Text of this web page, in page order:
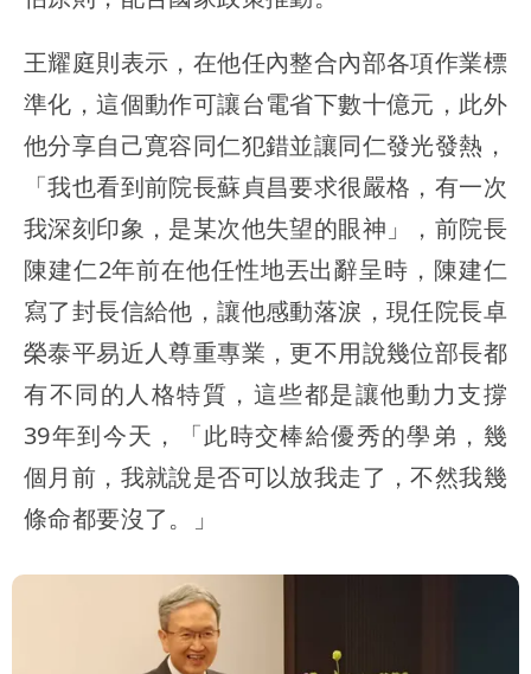
王耀庭則表示，在他任內整合內部各項作業標
準化，這個動作可讓台電省下數十億元，此外
他分享自己寛容同仁犯錯並讓同仁發光發熱，
「我也看到前院長蘇貞昌要求很嚴格，有一次
我深刻印象，是某次他失望的眼神」，前院長
陳建仁2年前在他任性地丟出辭呈時，陳建仁
寫了封長信給他，讓他感動落淚，現任院長卓
榮泰平易近人尊重專業，更不用說幾位部長都
有不同的人格特質，這些都是讓他動力支撐
39年到今天，「此時交棒給優秀的學弟，幾
個月前，我就說是否可以放我走了，不然我幾
條命都要沒了。」